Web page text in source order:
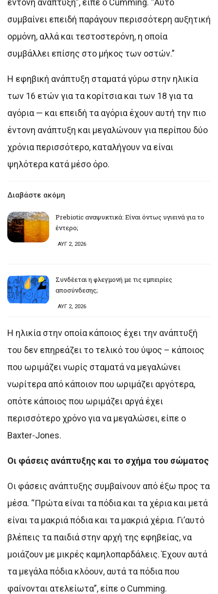
συμβαίνει επειδή παράγουν περισσότερη αυξητική
ορμόνη, αλλά και τεστοστερόνη, η οποία
συμβάλλει επίσης στο μήκος των οστών.”
Η εφηβική ανάπτυξη σταματά γύρω στην ηλικία
των 16 ετών για τα κορίτσια και των 18 για τα
αγόρια — και επειδή τα αγόρια έχουν αυτή την πιο
έντονη ανάπτυξη και μεγαλώνουν για περίπου δύο
χρόνια περισσότερο, καταλήγουν να είναι
ψηλότερα κατά μέσο όρο.
Διαβάστε ακόμη
Prebiotic αναψυκτικά: Είναι όντως υγιεινά για το
έντερο;
ΑΥΓ 2, 2026
Συνδέεται η φλεγμονή με τις εμπειρίες
αποσύνδεσης;
ΑΥΓ 2, 2026
Η ηλικία στην οποία κάποιος έχει την ανάπτυξή
του δεν επηρεάζει το τελικό του ύψος – κάποιος
που ωριμάζει νωρίς σταματά να μεγαλώνει
νωρίτερα από κάποιον που ωριμάζει αργότερα,
οπότε κάποιος που ωριμάζει αργά έχει
περισσότερο χρόνο για να μεγαλώσει, είπε ο
Baxter-Jones.
Οι φάσεις ανάπτυξης και το σχήμα του σώματος
Οι φάσεις ανάπτυξης συμβαίνουν από έξω προς τα
μέσα. “Πρώτα είναι τα πόδια και τα χέρια και μετά
είναι τα μακριά πόδια και τα μακριά χέρια. Γι’αυτό
βλέπεις τα παιδιά στην αρχή της εφηβείας, να
μοιάζουν με μικρές καμηλοπαρδάλεις. Έχουν αυτά
τα μεγάλα πόδια κλόουν, αυτά τα πόδια που
φαίνονται ατελείωτα”, είπε ο Cumming.